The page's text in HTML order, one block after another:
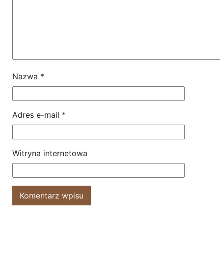
Nazwa *
Adres e-mail *
Witryna internetowa